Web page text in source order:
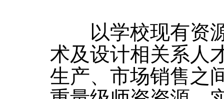
以学校现有资源
术及设计相关系人
生产、市场销售之